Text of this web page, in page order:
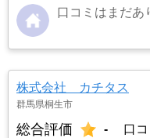
口コミはまだあ
株式会社 カチタス
群馬県桐生市
総合評価 - 口コ